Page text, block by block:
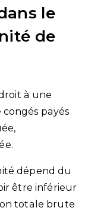
le
de
à une
payés
dépend du
être inférieur
totale brute